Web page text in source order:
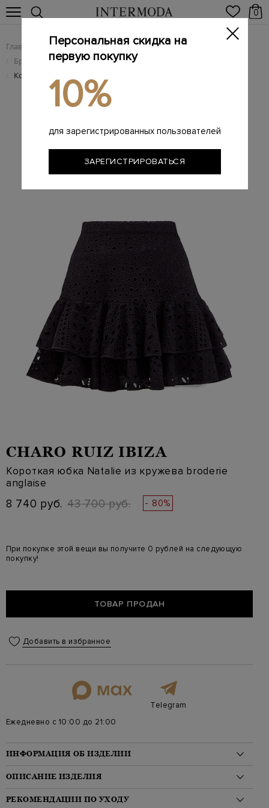
0
Главная Женщинам / Женская одежда
/ Брендовые женские юбки
/ Короткая юбка Natalie из&nbsp;кружева broderie anglaise
CHARO RUIZ IBIZA
Короткая юбка Natalie из кружева broderie
anglaise
8 740 руб. 43 700 руб. - 80%
При покупке этой вещи вы получите 0 рублей на следующую
покупку!
ТОВАР ПРОДАН
Добавить в избранное
Telegram
Ежедневно с 10:00 до 21:00
ИНФОРМАЦИЯ ОБ ИЗДЕЛИИ
Материал: хлопок 70%, полиэстер 30%
На модели: 175/81/61/91 на модели размер S
Стиль: Мини, Однотонный
Цвет: Черный
ОПИСАНИЕ ИЗДЕЛИЯ
Элегантная черная юбка Natalie от Charo Ruiz Ibiza вошла в
РЕКОМЕНДАЦИИ ПО УХОДУ
Персональная скидка на
первую покупку
10%
для зарегистрированных пользователей
ЗАРЕГИСТРИРОВАТЬСЯ